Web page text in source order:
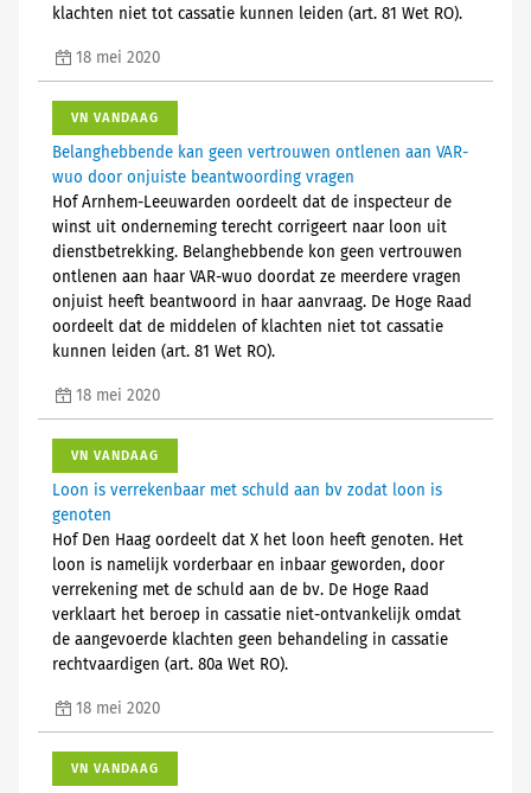
klachten niet tot cassatie kunnen leiden (art. 81 Wet RO).
18 mei 2020
VN VANDAAG
Belanghebbende kan geen vertrouwen ontlenen aan VAR-
wuo door onjuiste beantwoording vragen
Hof Arnhem-Leeuwarden oordeelt dat de inspecteur de
winst uit onderneming terecht corrigeert naar loon uit
dienstbetrekking. Belanghebbende kon geen vertrouwen
ontlenen aan haar VAR-wuo doordat ze meerdere vragen
onjuist heeft beantwoord in haar aanvraag. De Hoge Raad
oordeelt dat de middelen of klachten niet tot cassatie
kunnen leiden (art. 81 Wet RO).
18 mei 2020
VN VANDAAG
Loon is verrekenbaar met schuld aan bv zodat loon is
genoten
Hof Den Haag oordeelt dat X het loon heeft genoten. Het
loon is namelijk vorderbaar en inbaar geworden, door
verrekening met de schuld aan de bv. De Hoge Raad
verklaart het beroep in cassatie niet-ontvankelijk omdat
de aangevoerde klachten geen behandeling in cassatie
rechtvaardigen (art. 80a Wet RO).
18 mei 2020
VN VANDAAG